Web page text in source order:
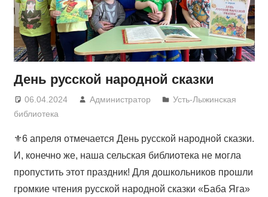
День русской народной сказки
06.04.2024 Администратор
Усть-Лыжинская
библиотека
⚜6 апреля отмечается День русской народной сказки.
И, конечно же, наша сельская библиотека не могла
пропустить этот праздник! Для дошкольников прошли
громкие чтения русской народной сказки «Баба Яга»